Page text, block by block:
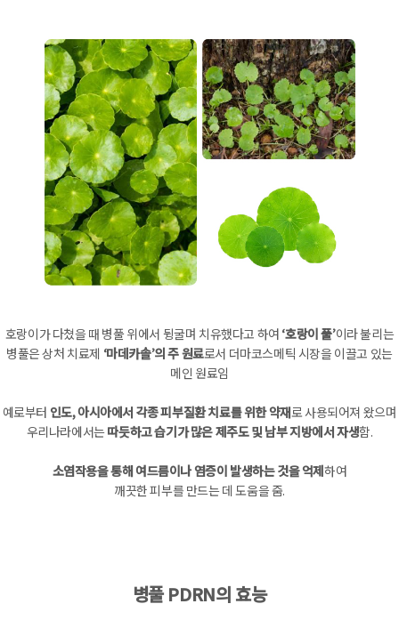
호랑이가 다쳤을 때 병풀 위에서 뒹굴며 치유했다고 하여 ‘호랑이 풀’이라 불리는
병풀은 상처 치료제 ‘마데카솔’의 주 원료로서 더마코스메틱 시장을 이끌고 있는
메인 원료임
예로부터 인도, 아시아에서 각종 피부질환 치료를 위한 약재로 사용되어져 왔으며
우리나라에서는따듯하고 습기가 많은 제주도 및 남부 지방에서 자생함.
소염작용을 통해 여드름이나 염증이 발생하는 것을 억제하여
깨끗한 피부를 만드는 데 도움을 줌.
병풀 PDRN의 효능